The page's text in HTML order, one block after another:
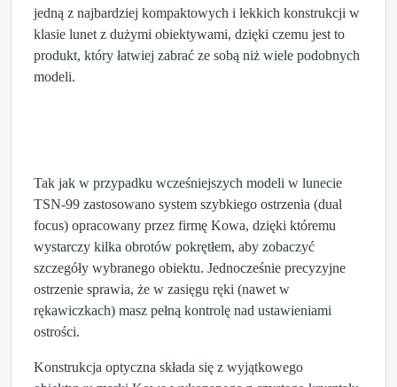
jedną z najbardziej kompaktowych i lekkich konstrukcji w
klasie lunet z dużymi obiektywami, dzięki czemu jest to
produkt, który łatwiej zabrać ze sobą niż wiele podobnych
modeli.
Tak jak w przypadku wcześniejszych modeli w lunecie
TSN-99 zastosowano system szybkiego ostrzenia (dual
focus) opracowany przez firmę Kowa, dzięki któremu
wystarczy kilka obrotów pokrętłem, aby zobaczyć
szczegóły wybranego obiektu. Jednocześnie precyzyjne
ostrzenie sprawia, że w zasięgu ręki (nawet w
rękawiczkach) masz pełną kontrolę nad ustawieniami
ostrości.
Konstrukcja optyczna składa się z wyjątkowego